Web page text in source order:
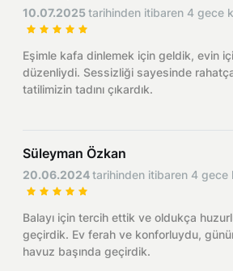
Villas with Jacuzzi
Honeymoon Villas
Conservative Villas
Sea View Villas
Indoor Pool Villas
Pet Friendly Villas
Muğla
Fethiye
Antalya
Kalkan
Kayaköy Villa for Rent
Corporate Menu
Privacy and Cancellation Terms
How Do I Rent
Rental Agreement
Contant Us
10.07.2025tarihinden itibaren 4 gece
Eşimle kafa dinlemek için geldik, evin
düzenliydi. Sessizliği sayesinde
tatilimizin tadını çıkardık.
Süleyman Özkan
20.06.2024tarihinden itibaren 4 gece
Balayı için tercih ettik ve oldukça
geçirdik. Ev ferah ve konforluydu,
havuz başında geçirdik.